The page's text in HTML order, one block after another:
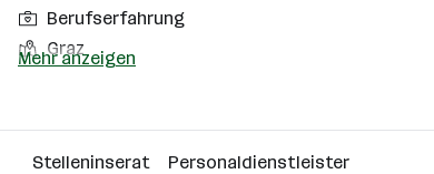
Berufserfahrung
Graz
Wien
Mehr anzeigen
Stelleninserat Personaldienstleister